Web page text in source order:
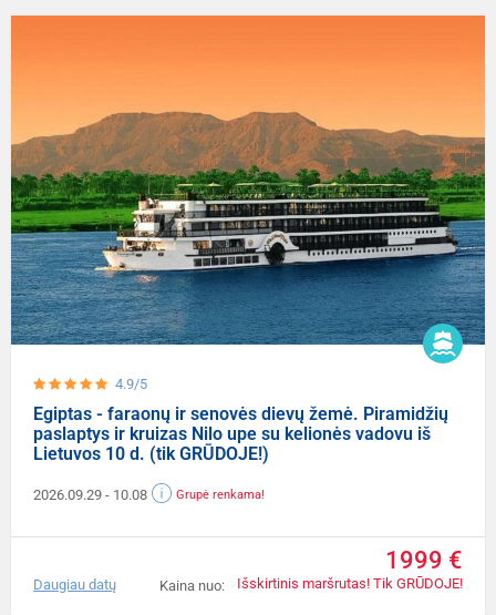
4.9/5
Egiptas - faraonų ir senovės dievų žemė. Piramidžių
paslaptys ir kruizas Nilo upe su kelionės vadovu iš
Lietuvos 10 d. (tik GRŪDOJE!)
2026.09.29 - 10.08 Grupė renkama!
Kaina nuo:
1999 €
Išskirtinis maršrutas! Tik GRŪDOJE!
Daugiau datų